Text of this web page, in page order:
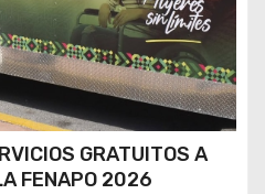
GRATUITOS A
FENAPO 2026